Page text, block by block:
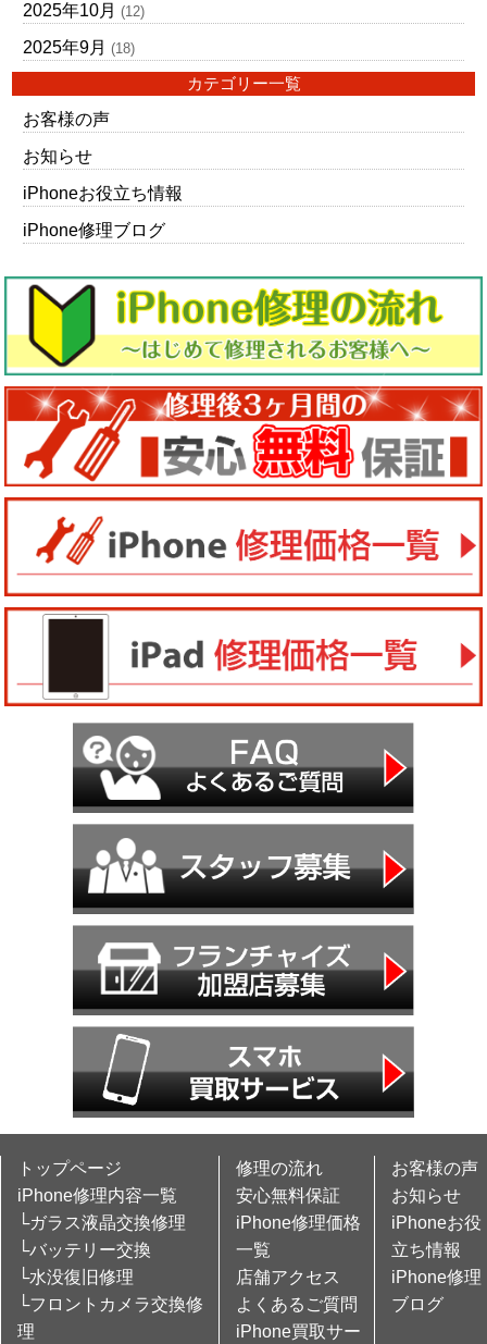
2025年10月 (12)
2025年9月 (18)
カテゴリー一覧
お客様の声
お知らせ
iPhoneお役立ち情報
iPhone修理ブログ
トップページ
iPhone修理内容一覧
└ガラス液晶交換修理
└バッテリー交換
└水没復旧修理
└フロントカメラ交換修
理
修理の流れ
安心無料保証
iPhone修理価格
一覧
店舗アクセス
よくあるご質問
iPhone買取サー
お客様の声
お知らせ
iPhoneお役
立ち情報
iPhone修理
ブログ